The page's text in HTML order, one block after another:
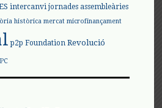
intercanvi jornades assembleàries
històrica mercat microfinançament
p2p Foundation Revolució